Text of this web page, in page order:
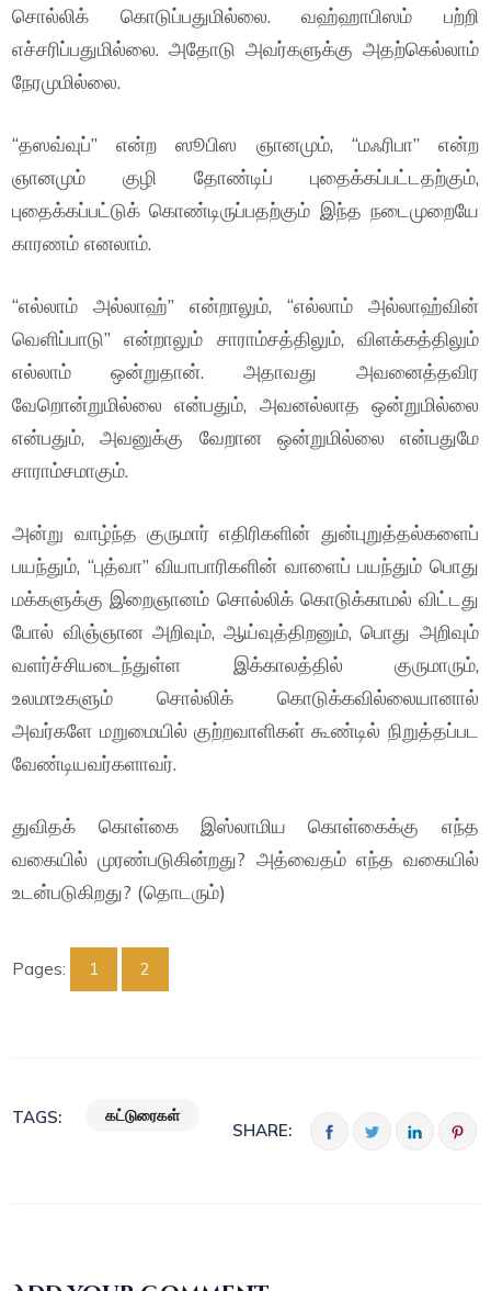
சொல்லிக் கொடுப்பதுமில்லை. வஹ்ஹாபிஸம் பற்றி
எச்சரிப்பதுமில்லை. அதோடு அவர்களுக்கு அதற்கெல்லாம்
நேரமுமில்லை.
“தஸவ்வுப்” என்ற ஸூபிஸ ஞானமும், “மஃரிபா” என்ற
ஞானமும் குழி தோண்டிப் புதைக்கப்பட்டதற்கும்,
புதைக்கப்பட்டுக் கொண்டிருப்பதற்கும் இந்த நடைமுறையே
காரணம் எனலாம்.
“எல்லாம் அல்லாஹ்” என்றாலும், “எல்லாம் அல்லாஹ்வின்
வெளிப்பாடு” என்றாலும் சாராம்சத்திலும், விளக்கத்திலும்
எல்லாம் ஒன்றுதான். அதாவது அவனைத்தவிர
வேறொன்றுமில்லை என்பதும், அவனல்லாத ஒன்றுமில்லை
என்பதும், அவனுக்கு வேறான ஒன்றுமில்லை என்பதுமே
சாராம்சமாகும்.
அன்று வாழ்ந்த குருமார் எதிரிகளின் துன்புறுத்தல்களைப்
பயந்தும், “புத்வா” வியாபாரிகளின் வாளைப் பயந்தும் பொது
மக்களுக்கு இறைஞானம் சொல்லிக் கொடுக்காமல் விட்டது
போல் விஞ்ஞான அறிவும், ஆய்வுத்திறனும், பொது அறிவும்
வளர்ச்சியடைந்துள்ள இக்காலத்தில் குருமாரும்,
உலமாஉகளும் சொல்லிக் கொடுக்கவில்லையானால்
அவர்களே மறுமையில் குற்றவாளிகள் கூண்டில் நிறுத்தப்பட
வேண்டியவர்களாவர்.
துவிதக் கொள்கை இஸ்லாமிய கொள்கைக்கு எந்த
வகையில் முரண்படுகின்றது? அத்வைதம் எந்த வகையில்
உடன்படுகிறது? (தொடரும்)
Pages: 1 2
TAGS: கட்டுரைகள்
SHARE: